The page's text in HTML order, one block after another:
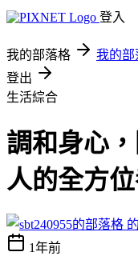
登入
我的部落格 我的部
登出
生活綜合
調和身心
人的全方
1年前